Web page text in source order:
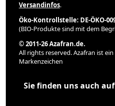
Versandinfos.
Öko-Kontrollstelle: DE-ÖKO-
(BIO-Produkte sind mit dem
© 2011-26 Azafran.de.
All rights reserved. Azafran ist
Markenzeichen
Sie finden uns auch